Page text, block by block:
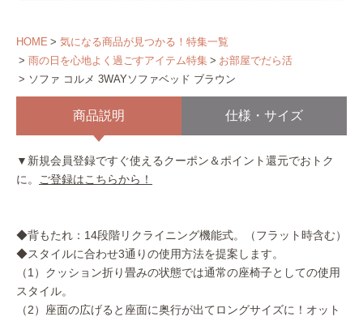
HOME
気になる商品が見つかる！特集一覧
雨の日を心地よく過ごすアイテム特集
お部屋でだら活
ソファ コルメ 3WAYソファベッド ブラウン
商品説明 仕様・サイズ
▼新規会員登録ですぐ使えるクーポン＆ポイント還元でおトク
に。
ご登録はこちらから！
◆背もたれ：14段階リクライニング機能式。（フラット時含む）
◆スタイルに合わせ3通りの使用方法を提案します。
（1）クッション折り畳みの状態では通常の座椅子としての使用
スタイル。
（2）座面の広げると座面に奥行が出てロングサイズに！オット